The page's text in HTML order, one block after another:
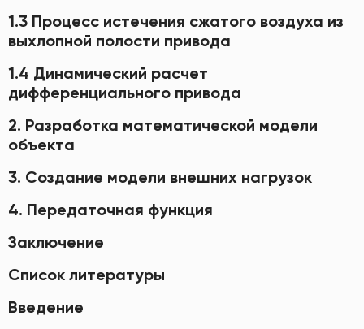
1.3 Процесс истечения сжатого воздуха из
выхлопной полости привода
1.4 Динамический расчет
дифференциального привода
2. Разработка математической модели
объекта
3. Создание модели внешних нагрузок
4. Передаточная функция
Заключение
Список литературы
Введение